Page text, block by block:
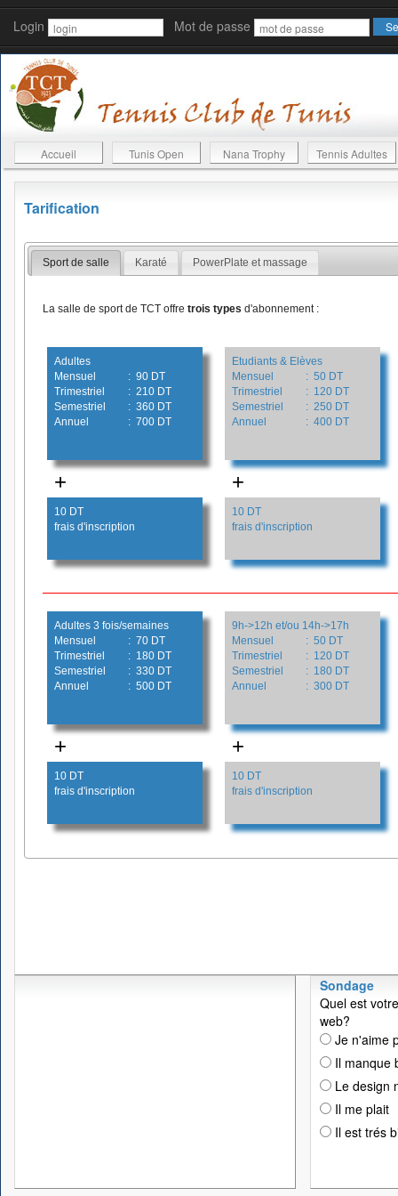
Login Mot de passe
Accueil Tunis Open Nana Trophy Tennis Adultes
Tarification
Sport de salle Karaté PowerPlate et massage
La salle de sport de TCT offre trois types d'abonnement :
Adultes
Mensuel
: 90 DT
Trimestriel
: 210 DT
Semestriel
: 360 DT
Annuel
: 700 DT
Etudiants & Elèves
Mensuel
: 50 DT
Trimestriel
: 120 DT
Semestriel
: 250 DT
Annuel
: 400 DT
+ +
10 DT
frais d'inscription
10 DT
frais d'inscription
Adultes 3 fois/semaines
Mensuel
: 70 DT
Trimestriel
: 180 DT
Semestriel
: 330 DT
Annuel
: 500 DT
9h->12h et/ou 14h->17h
Mensuel
: 50 DT
Trimestriel
: 120 DT
Semestriel
: 180 DT
Annuel
: 300 DT
+ +
10 DT
frais d'inscription
10 DT
frais d'inscription
Sondage
Quel est
web?
Je n'aime
Il manque
Le design
Il me plait
Il est trés